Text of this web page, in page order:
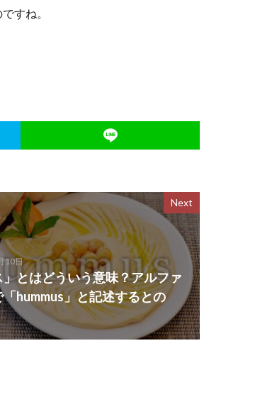
すね。
Next
10日
とはどういう意味？アルファ
hummus」と記述するとの